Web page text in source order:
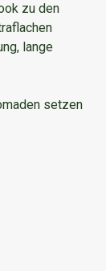
zu den
lange
setzen